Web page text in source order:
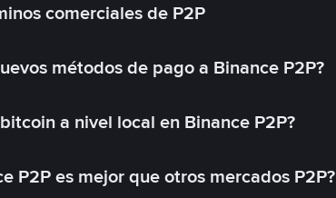
comerciales de P2P
métodos de pago a Binance P2P?
a nivel local en Binance P2P?
P2P es mejor que otros mercados P2P?